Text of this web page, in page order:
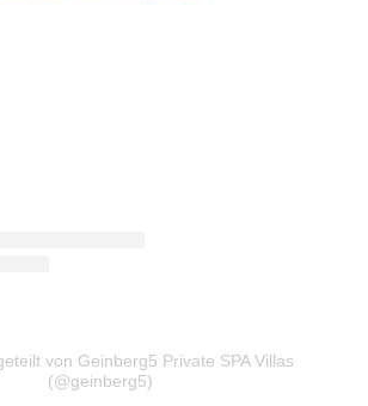
von Geinberg5 Private SPA Villas
(@geinberg5)